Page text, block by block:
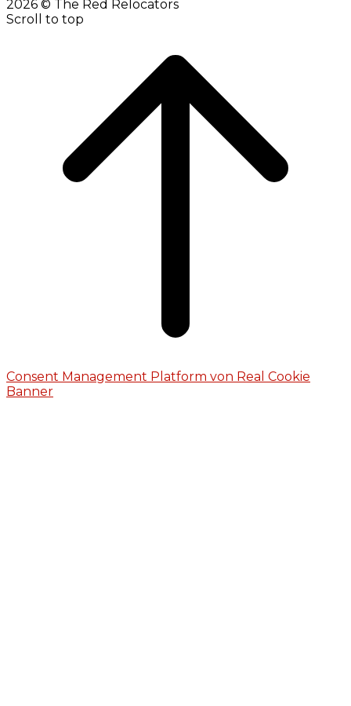
2026 © The Red Relocators
Scroll to top
Consent Management Platform von Real Cookie
Banner